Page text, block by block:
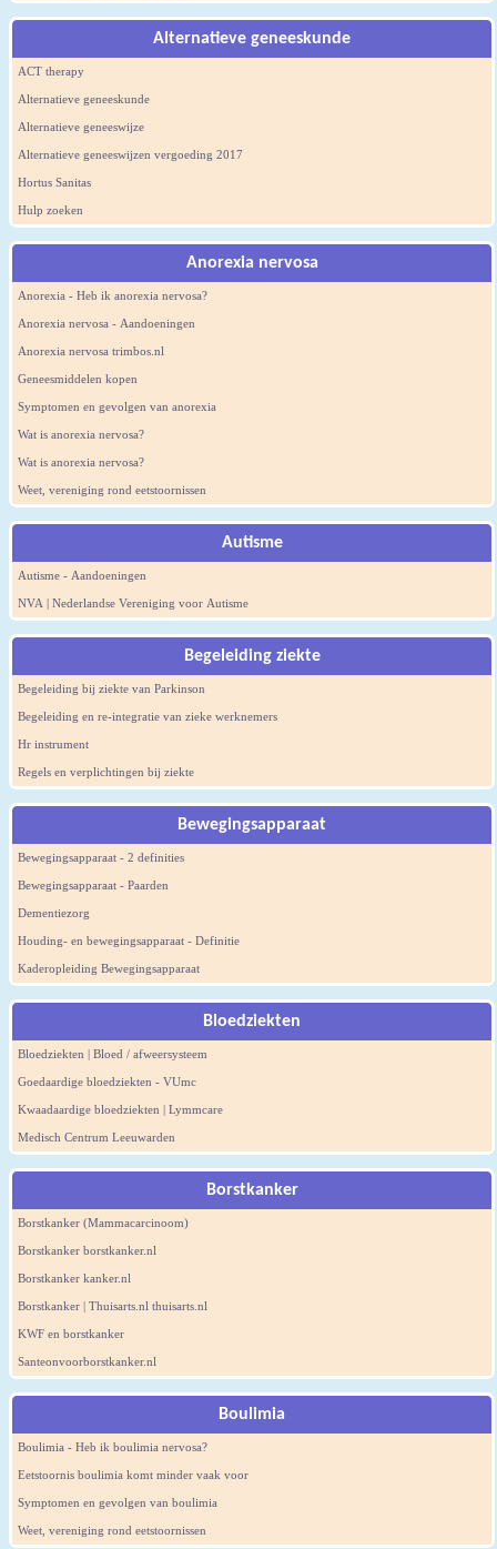
Alternatieve geneeskunde
ACT therapy
Alternatieve geneeskunde
Alternatieve geneeswijze
Alternatieve geneeswijzen vergoeding 2017
Hortus Sanitas
Hulp zoeken
Anorexia nervosa
Anorexia - Heb ik anorexia nervosa?
Anorexia nervosa - Aandoeningen
Anorexia nervosa trimbos.nl
Geneesmiddelen kopen
Symptomen en gevolgen van anorexia
Wat is anorexia nervosa?
Wat is anorexia nervosa?
Weet, vereniging rond eetstoornissen
Autisme
Autisme - Aandoeningen
NVA | Nederlandse Vereniging voor Autisme
Begeleiding ziekte
Begeleiding bij ziekte van Parkinson
Begeleiding en re-integratie van zieke werknemers
Hr instrument
Regels en verplichtingen bij ziekte
Bewegingsapparaat
Bewegingsapparaat - 2 definities
Bewegingsapparaat - Paarden
Dementiezorg
Houding- en bewegingsapparaat - Definitie
Kaderopleiding Bewegingsapparaat
Bloedziekten
Bloedziekten | Bloed / afweersysteem
Goedaardige bloedziekten - VUmc
Kwaadaardige bloedziekten | Lymmcare
Medisch Centrum Leeuwarden
Borstkanker
Borstkanker (Mammacarcinoom)
Borstkanker borstkanker.nl
Borstkanker kanker.nl
Borstkanker | Thuisarts.nl thuisarts.nl
KWF en borstkanker
Santeonvoorborstkanker.nl
Boulimia
Boulimia - Heb ik boulimia nervosa?
Eetstoornis boulimia komt minder vaak voor
Symptomen en gevolgen van boulimia
Weet, vereniging rond eetstoornissen